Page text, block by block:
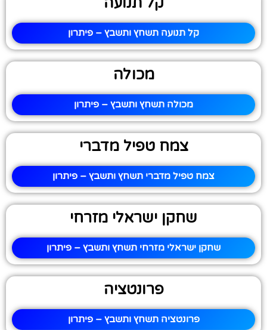
קל תנועה תשחץ ותשבץ – פיתרון
מכולה
מכולה תשחץ ותשבץ – פיתרון
צמח טפיל מדברי
צמח טפיל מדברי תשחץ ותשבץ – פיתרון
שחקן ישראלי מזרחי
שחקן ישראלי מזרחי תשחץ ותשבץ – פיתרון
פרונטציה
פרונטציה תשחץ ותשבץ – פיתרון